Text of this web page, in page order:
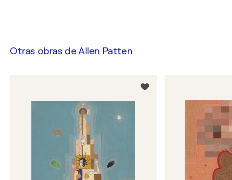
Otras obras deAllen Patten